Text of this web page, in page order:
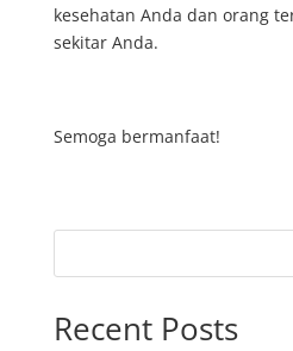
kesehatan Anda dan orang
sekitar Anda.
Semoga bermanfaat!
Recent Posts